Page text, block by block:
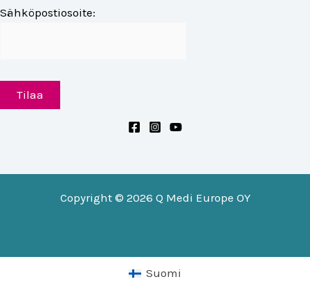
Sähköpostiosoite:
Copyright © 2026 Q Medi Europe OY
Suomi